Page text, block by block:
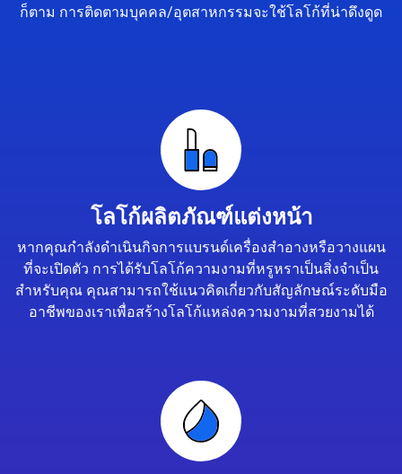
ก็ตาม การติดตามบุคคล/อุตสาหกรรมจะใช้โลโก้ที่น่าดึงดูด
โลโก้ผลิตภัณฑ์แต่งหน้า
หากคุณกำลังดำเนินกิจการแบรนด์เครื่องสำอางหรือวางแผน
ที่จะเปิดตัว การได้รับโลโก้ความงามที่หรูหราเป็นสิ่งจำเป็น
สำหรับคุณ คุณสามารถใช้แนวคิดเกี่ยวกับสัญลักษณ์ระดับมือ
อาชีพของเราเพื่อสร้างโลโก้แหล่งความงามที่สวยงามได้